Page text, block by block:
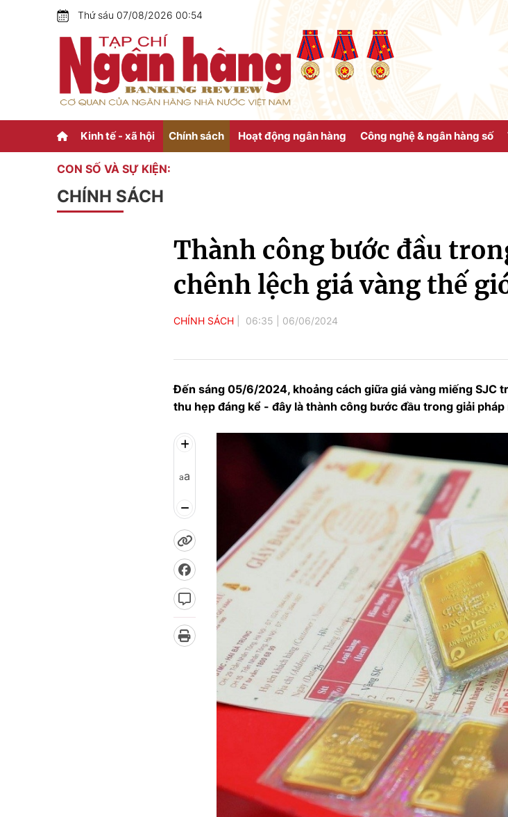
Thứ sáu 07/08/2026 00:54
Kinh tế - xã hội Chính sách Hoạt động ngân hàng Công nghệ & ngân hàng số
CON SỐ VÀ SỰ KIỆN:
CHÍNH SÁCH
Thành công bước đầu
chênh lệch giá vàng thế
CHÍNH SÁCH 06:35 06/06/2024
Đến sáng 05/6/2024, khoảng cách giữa giá vàng miếng SJC
thu hẹp đáng kể - đây là thành công bước đầu trong giải pháp
aa